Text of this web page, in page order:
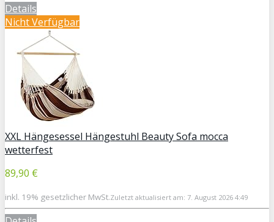
Details
Nicht Verfügbar
XXL Hängesessel Hängestuhl Beauty Sofa mocca
wetterfest
89,90 €
inkl. 19% gesetzlicher MwSt.Zuletzt aktualisiert am: 7. August 2026 4:49